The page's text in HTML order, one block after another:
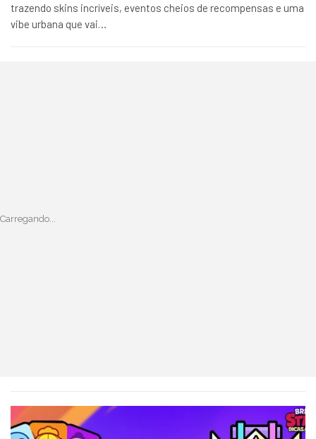
trazendo skins incríveis, eventos cheios de recompensas e uma
vibe urbana que vai…
Carregando...